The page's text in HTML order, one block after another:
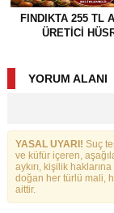
FINDIKTA 255 TL
ÜRETİCİ
YORUM ALANI
YASAL UYARI! Suç
ve küfür içeren,
aykırı, kişilik
doğan her türlü mali,
aittir.